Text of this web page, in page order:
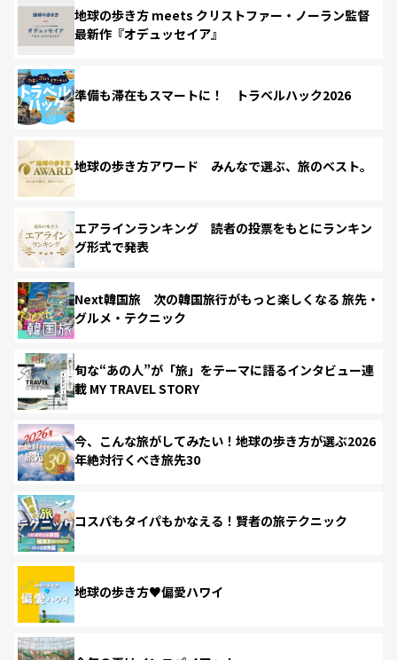
地球の歩き方 meets クリストファー・ノーラン監督
最新作『オデュッセイア』
準備も滞在もスマートに！ トラベルハック2026
地球の歩き方アワード みんなで選ぶ、旅のベスト。
エアラインランキング 読者の投票をもとにランキン
グ形式で発表
Next韓国旅 次の韓国旅行がもっと楽しくなる 旅先・
グルメ・テクニック
旬な“あの人”が「旅」をテーマに語るインタビュー連
載 MY TRAVEL STORY
今、こんな旅がしてみたい！地球の歩き方が選ぶ2026
年絶対行くべき旅先30
コスパもタイパもかなえる！賢者の旅テクニック
地球の歩き方♥偏愛ハワイ